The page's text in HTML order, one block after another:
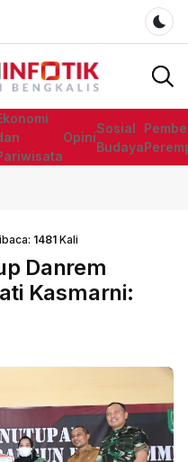
Opini
Sosial
Budaya
1481 Kali
Danrem
Kasmarni: